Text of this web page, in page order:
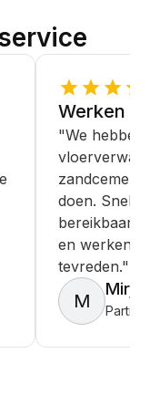
Werken
"We
zandcement
doen. Snelle
bereikbaar.
en werken
tevreden."
M